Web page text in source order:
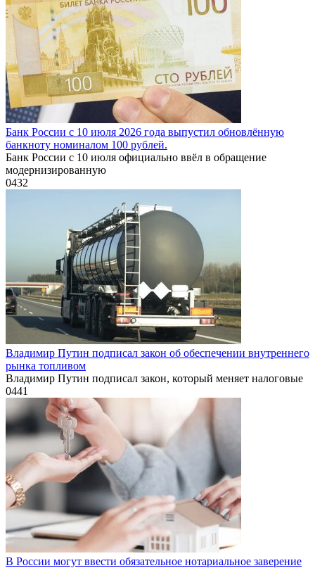
Банк России с 10 июля 2026 года выпустил обновлённую
банкноту номиналом 100 рублей.
Банк России с 10 июля официально ввёл в обращение
модернизированную
0432
Владимир Путин подписал закон об обеспечении внутреннего
рынка топливом
Владимир Путин подписал закон, который меняет налоговые
0441
В России могут ввести обязательное нотариальное заверение